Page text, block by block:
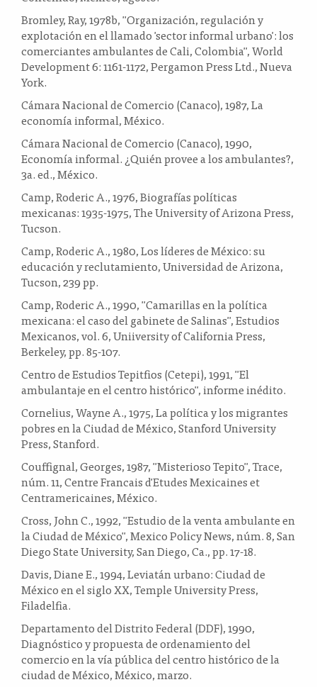
Bromley, Ray, 1978b, "Organización, regulación y
explotación en el llamado 'sector informal urbano': los
comerciantes ambulantes de Cali, Colombia", World
Development 6: 1161-1172, Pergamon Press Ltd., Nueva
York.
Cámara Nacional de Comercio (Canaco), 1987, La
economía informal, México.
Cámara Nacional de Comercio (Canaco), 1990,
Economía informal. ¿Quién provee a los ambulantes?,
3a. ed., México.
Camp, Roderic A., 1976, Biografías políticas
mexicanas: 1935-1975, The University of Arizona Press,
Tucson.
Camp, Roderic A., 1980, Los líderes de México: su
educación y reclutamiento, Universidad de Arizona,
Tucson, 239 pp.
Camp, Roderic A., 1990, "Camarillas en la política
mexicana: el caso del gabinete de Salinas", Estudios
Mexicanos, vol. 6, Uniiversity of California Press,
Berkeley, pp. 85-107.
Centro de Estudios Tepitfios (Cetepi), 1991, "El
ambulantaje en el centro histórico", informe inédito.
Cornelius, Wayne A., 1975, La política y los migrantes
pobres en la Ciudad de México, Stanford University
Press, Stanford.
Couffignal, Georges, 1987, "Misterioso Tepito", Trace,
núm. 11, Centre Francais d'Etudes Mexicaines et
Centramericaines, México.
Cross, John C., 1992, "Estudio de la venta ambulante en
la Ciudad de México", Mexico Policy News, núm. 8, San
Diego State University, San Diego, Ca., pp. 17-18.
Davis, Diane E., 1994, Leviatán urbano: Ciudad de
México en el siglo XX, Temple University Press,
Filadelfia.
Departamento del Distrito Federal (DDF), 1990,
Diagnóstico y propuesta de ordenamiento del
comercio en la vía pública del centro histórico de la
ciudad de México, México, marzo.